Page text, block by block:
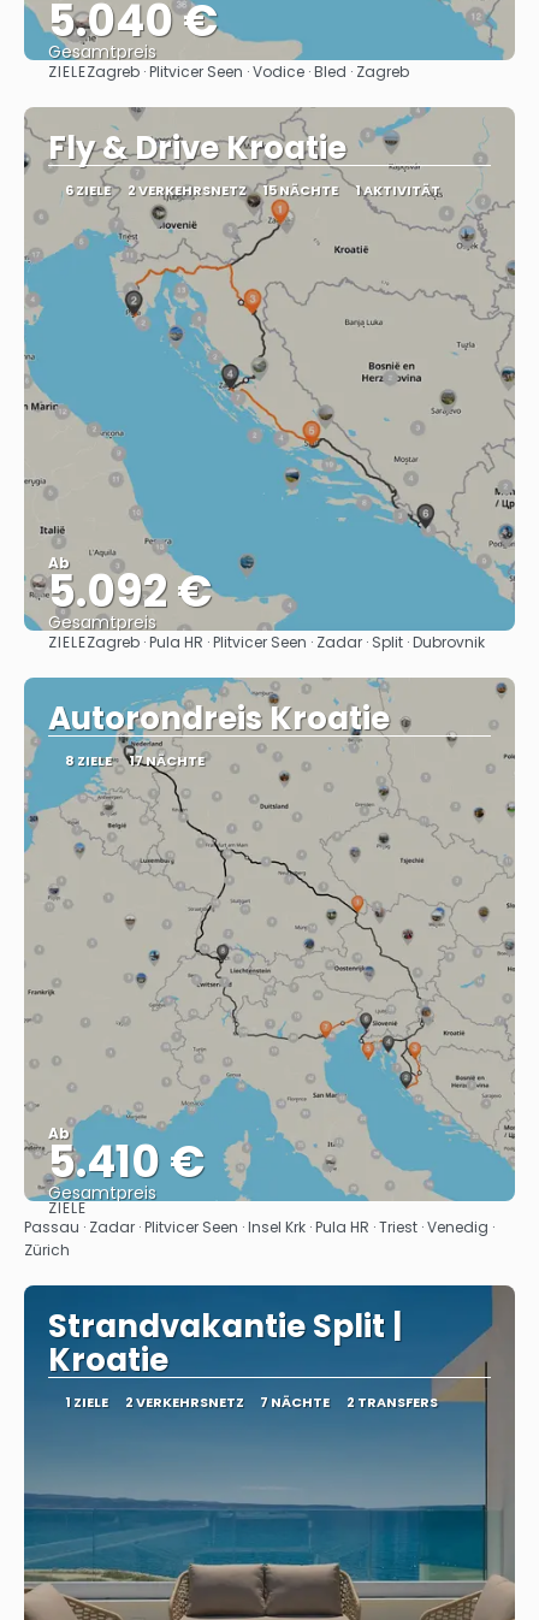
5.040 €
Gesamtpreis
Sehen
ZIELEZagreb · Plitvicer Seen · Vodice · Bled · Zagreb
Fly & Drive Kroatie
6 ZIELE 2 VERKEHRSNETZ 15 NÄCHTE 1 AKTIVITÄT
Ab
5.092 €
Gesamtpreis
Sehen
ZIELEZagreb · Pula HR · Plitvicer Seen · Zadar · Split · Dubrovnik
Autorondreis Kroatie
8 ZIELE 17 NÄCHTE
Ab
5.410 €
Gesamtpreis
Sehen
ZIELE
Passau · Zadar · Plitvicer Seen · Insel Krk · Pula HR · Triest · Venedig ·
Zürich
Strandvakantie Split |
Kroatie
1 ZIELE 2 VERKEHRSNETZ 7 NÄCHTE 2 TRANSFERS